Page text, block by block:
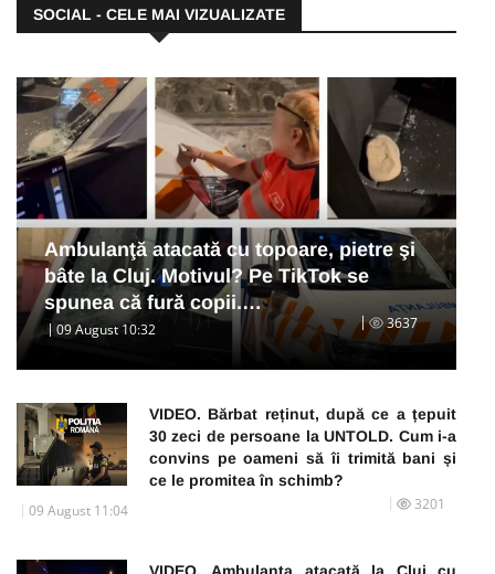
SOCIAL - CELE MAI VIZUALIZATE
Ambulanţă atacată cu topoare, pietre şi
bâte la Cluj. Motivul? Pe TikTok se
spunea că fură copii.…
09 August 10:32 3637
VIDEO. Bărbat reținut, după ce a țepuit
30 zeci de persoane la UNTOLD. Cum i-a
convins pe oameni să îi trimită bani și
ce le promitea în schimb?
09 August 11:04 3201